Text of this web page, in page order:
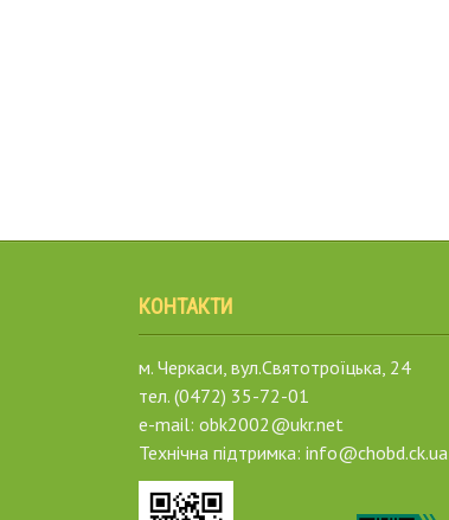
КОНТАКТИ
м. Черкаси, вул.Святотроїцька, 24
тел. (0472) 35-72-01
e-mail: obk2002@ukr.net
Технічна підтримка: info@chobd.ck.ua